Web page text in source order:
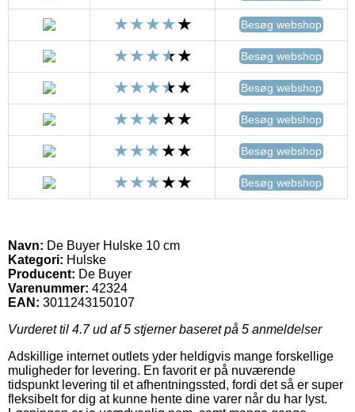
Besøg webshop
Besøg webshop
Besøg webshop
Besøg webshop
Besøg webshop
Besøg webshop
Navn: De Buyer Hulske 10 cm
Kategori: Hulske
Producent: De Buyer
Varenummer: 42324
EAN: 3011243150107
Vurderet til 4.7ud af 5 stjerner baseret på 5 anmeldelser
Adskillige internet outlets yder heldigvis mange forskellige
muligheder for levering. En favorit er på nuværende
tidspunkt levering til et afhentningssted, fordi det så er super
fleksibelt for dig at kunne hente dine varer når du har lyst.